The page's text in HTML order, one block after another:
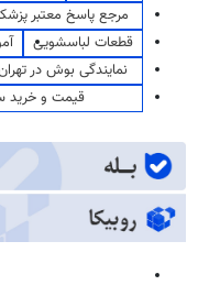
مرجع پاسخ معتبر
قطعات لباسشویی
نمایندگی بوش در
قیمت و خرید